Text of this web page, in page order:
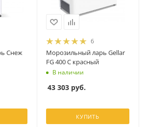
Снеж
6
Морозильный ларь Gellar
FG 400 C красный
В наличии
43 303 руб.
КУПИТЬ